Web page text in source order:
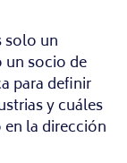
solo un
socio de
para definir
y cuáles
la dirección